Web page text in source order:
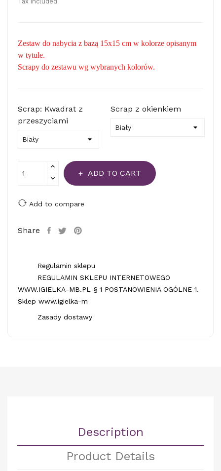
Zestaw do nabycia z bazą 15x15 cm w kolorze opisanym
w tytule.
Scrapy do zestawu wg wybranych kolorów.
Scrap: Kwadrat z
przeszyciami
Scrap z okienkiem
ADD TO CART
Add to compare
Share
Regulamin sklepu
REGULAMIN SKLEPU INTERNETOWEGO
WWW.IGIELKA-MB.PL § 1 POSTANOWIENIA OGÓLNE 1.
Sklep www.igielka-m
Zasady dostawy
Description
Product Details